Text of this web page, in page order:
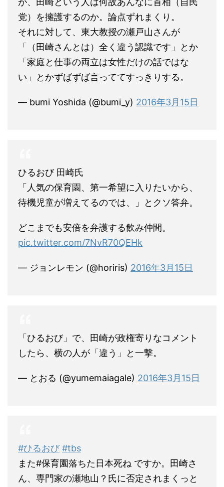
党）を擁護するのか。論点ずれまくり。
それに対して、東大教授の瀬戸山さんが
「（田崎さんとは）全く違う認識です」とか
「家庭と仕事の両立は女性だけの話ではな
い」とかずばずば言っててすっきりする。
— bumi Yoshida (@bumi_y) 2016年3月15日
ひるおび 田崎氏
「人気の保育園、第一希望に入りたいから、
待機児童が増えてるのでは、」とクソ答弁。
どこまでも安倍を弁護する飲み仲間。
pic.twitter.com/7NvR70QEHk
— ジョンレモン (@horiris) 2016年3月15日
「ひるおび」で、田崎が政権寄りなコメント
したら、横の人が「違う」と一撃。
— とおる (@yumemaiagale) 2016年3月15日
#ひるおび #tbs
また#保育園落ちた日本死ね ですか。田崎さ
ん、専門家の瀬地山？氏に否定されまくっと